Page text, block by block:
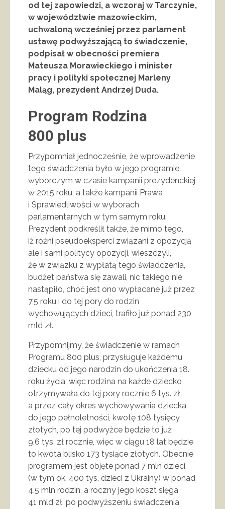
od tej zapowiedzi, a wczoraj w Tarczynie,
w województwie mazowieckim,
uchwaloną wcześniej przez parlament
ustawę podwyższającą to świadczenie,
podpisał w obecności premiera
Mateusza Morawieckiego i minister
pracy i polityki społecznej Marleny
Maląg, prezydent Andrzej Duda.
Program Rodzina
800 plus
Przypomniał jednocześnie, że wprowadzenie
tego świadczenia było w jego programie
wyborczym w czasie kampanii prezydenckiej
w 2015 roku, a także kampanii Prawa
i Sprawiedliwości w wyborach
parlamentarnych w tym samym roku.
Prezydent podkreślił także, że mimo tego,
iż różni pseudoeksperci związani z opozycją
ale i sami politycy opozycji, wieszczyli,
że w związku z wypłatą tego świadczenia,
budżet państwa się zawali, nic takiego nie
nastąpiło, choć jest ono wypłacane już przez
7,5 roku i do tej pory do rodzin
wychowujących dzieci, trafiło już ponad 230
mld zł.
Przypomnijmy, że świadczenie w ramach
Programu 800 plus, przysługuje każdemu
dziecku od jego narodzin do ukończenia 18.
roku życia, więc rodzina na każde dziecko
otrzymywała do tej pory rocznie 6 tys. zł,
a przez cały okres wychowywania dziecka
do jego pełnoletności, kwotę 108 tysięcy
złotych, po tej podwyżce będzie to już
9,6 tys. zł rocznie, więc w ciągu 18 lat będzie
to kwota blisko 173 tysiące złotych. Obecnie
programem jest objęte ponad 7 mln dzieci
(w tym ok. 400 tys. dzieci z Ukrainy) w ponad
4,5 mln rodzin, a roczny jego koszt sięga
41 mld zł, po podwyższeniu świadczenia